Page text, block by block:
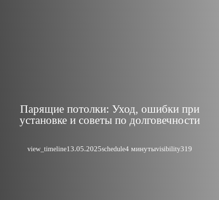
Парящие потолки: Уход, ошибки при
установке и советы по долговечности
view_timeline13.05.2025schedule4 минутыvisibility319